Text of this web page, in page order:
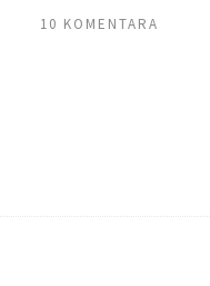
10 KOMENTARA